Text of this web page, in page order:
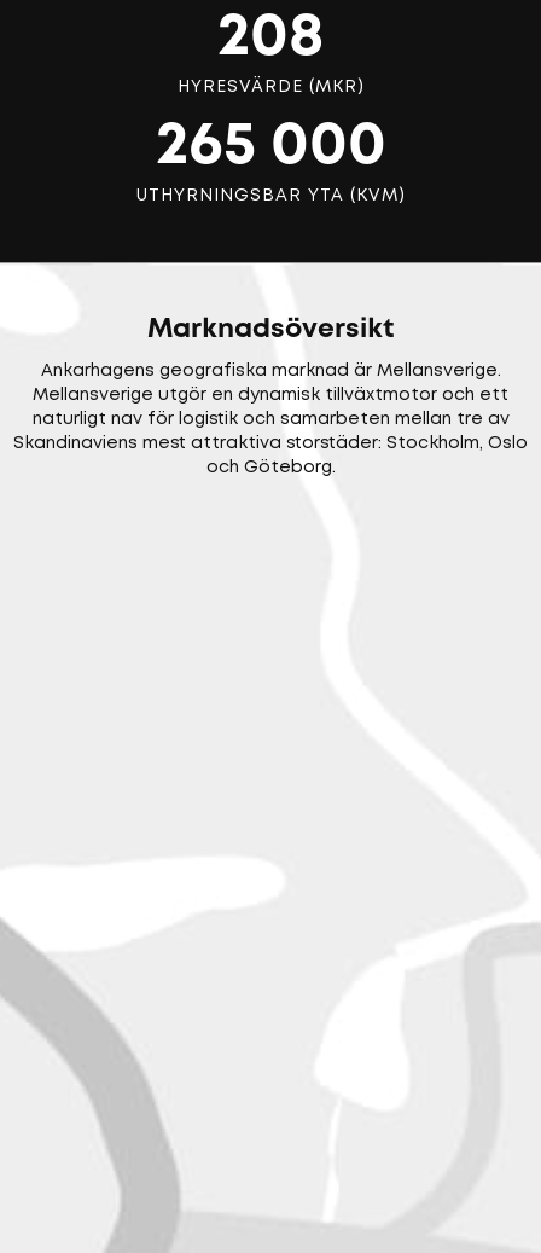
208
HYRESVÄRDE (MKR)
265 000
UTHYRNINGSBAR YTA (KVM)
Marknadsöversikt
Ankarhagens geografiska marknad är Mellansverige.
Mellansverige utgör en dynamisk tillväxtmotor och ett
naturligt nav för logistik och samarbeten mellan tre av
Skandinaviens mest attraktiva storstäder: Stockholm, Oslo
och Göteborg.